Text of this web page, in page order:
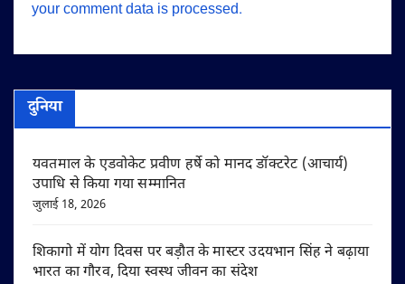
your comment data is processed.
दुनिया
यवतमाल के एडवोकेट प्रवीण हर्षे को मानद डॉक्टरेट (आचार्य)
उपाधि से किया गया सम्मानित
जुलाई 18, 2026
शिकागो में योग दिवस पर बड़ौत के मास्टर उदयभान सिंह ने बढ़ाया
भारत का गौरव, दिया स्वस्थ जीवन का संदेश